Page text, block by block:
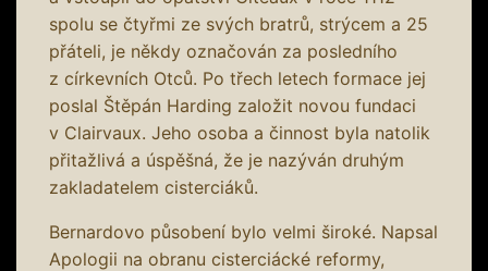
spolu se čtyřmi ze svých bratrů, strýcem a 25
přáteli, je někdy označován za posledního
z církevních Otců. Po třech letech formace jej
poslal Štěpán Harding založit novou fundaci
v Clairvaux. Jeho osoba a činnost byla natolik
přitažlivá a úspěšná, že je nazýván druhým
zakladatelem cisterciáků.
Bernardovo působení bylo velmi široké. Napsal
Apologii na obranu cisterciácké reformy,